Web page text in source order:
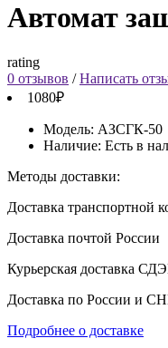
Автомат
rating
0 отзывов /Написать
1080₽
Модель: АЗСГК-50
Наличие: Есть в
Методы доставки:
Доставка транспортной
Доставка почтой России
Курьерская доставка
Доставка по России и
Подробнее о доставке